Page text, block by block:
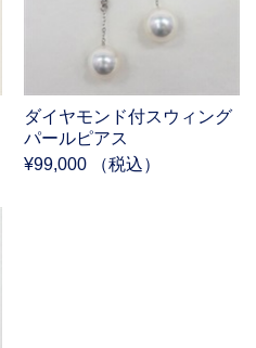
ダイヤモンド付スウィング
パールピアス
¥99,000 （税込）